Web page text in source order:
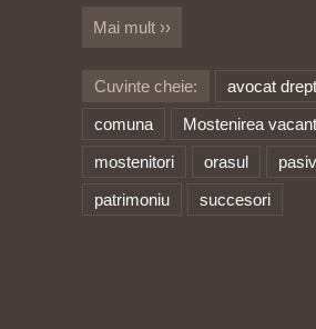
Mai mult ››
Cuvinte cheie:
avocat
comuna
Mostenirea
mostenitori
orasul
pasiv
patrimoniu
succesori